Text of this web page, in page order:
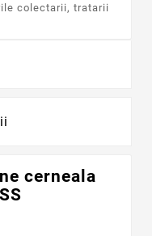
colectarii, tratarii
cerneala